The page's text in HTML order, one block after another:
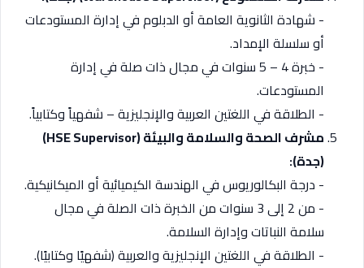
­- شهادة الثانوية العامة أو الدبلوم في إدارة المستودعات
أو سلسلة الإمداد.
­- خبرة 4 – 5 سنوات في مجال ذات صلة في إدارة
المستودعات.
­- الطلاقة في اللغتين العربية والإنجليزية – شفهياً وكتابياً.
مشرف الصحة والسلامة والبيئة (HSE Supervisor)
(جدة):
­- درجة البكالوريوس في الهندسة الكيميائية أو الميكانيكية.
­- من 2 إلى 3 سنوات من الخبرة ذات الصلة في مجال
سلامة النباتات وإدارة السلامة.
­- الطلاقة في اللغتين الإنجليزية والعربية (شفهيًا وكتابيًا).